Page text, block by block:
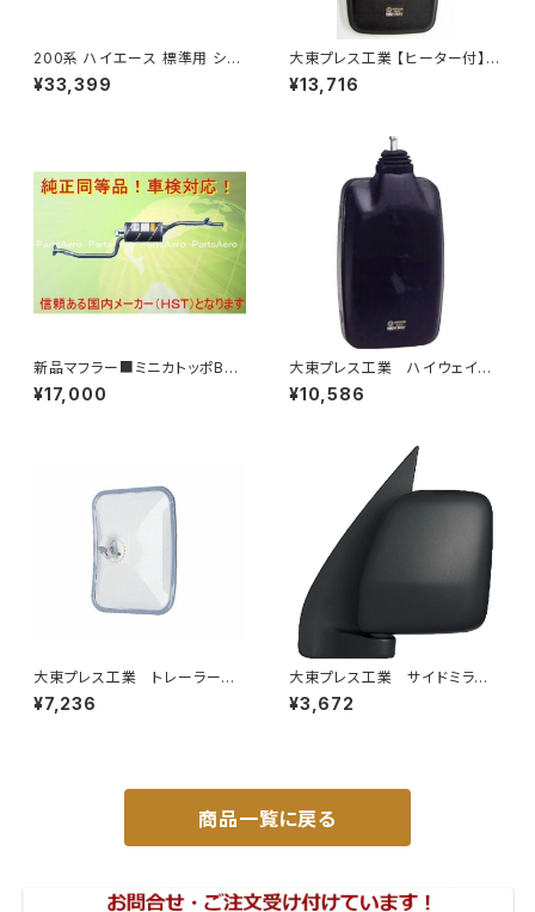
200系 ハイエース 標準用 シャ
ックル 付き ヒッチ メンバー ボ
ールマウント ヒッチマウント トレ
¥33,399
大東プレス工業 【ヒーター付】
ハイウェイミラー R1000 326×
206 リモコン無 ヒーター付 DI-
¥13,716
新品マフラー■ミニカトッポBJ
H42A H42V H47A H47V純
正同等/車検対応 065-75
¥17,000
大東プレス工業 ハイウェイミ
ラー 800Rヒーター無 トラッ
¥10,586
大東プレス工業 トレーラーミ
ラー UD L013 NS角型
左 DI-58
¥7,236
大東プレス工業 サイドミラー/
バックミラーダイハツ ハイゼッ
トカーゴ 左 06年～ DI-64
¥3,672
商品一覧に戻る